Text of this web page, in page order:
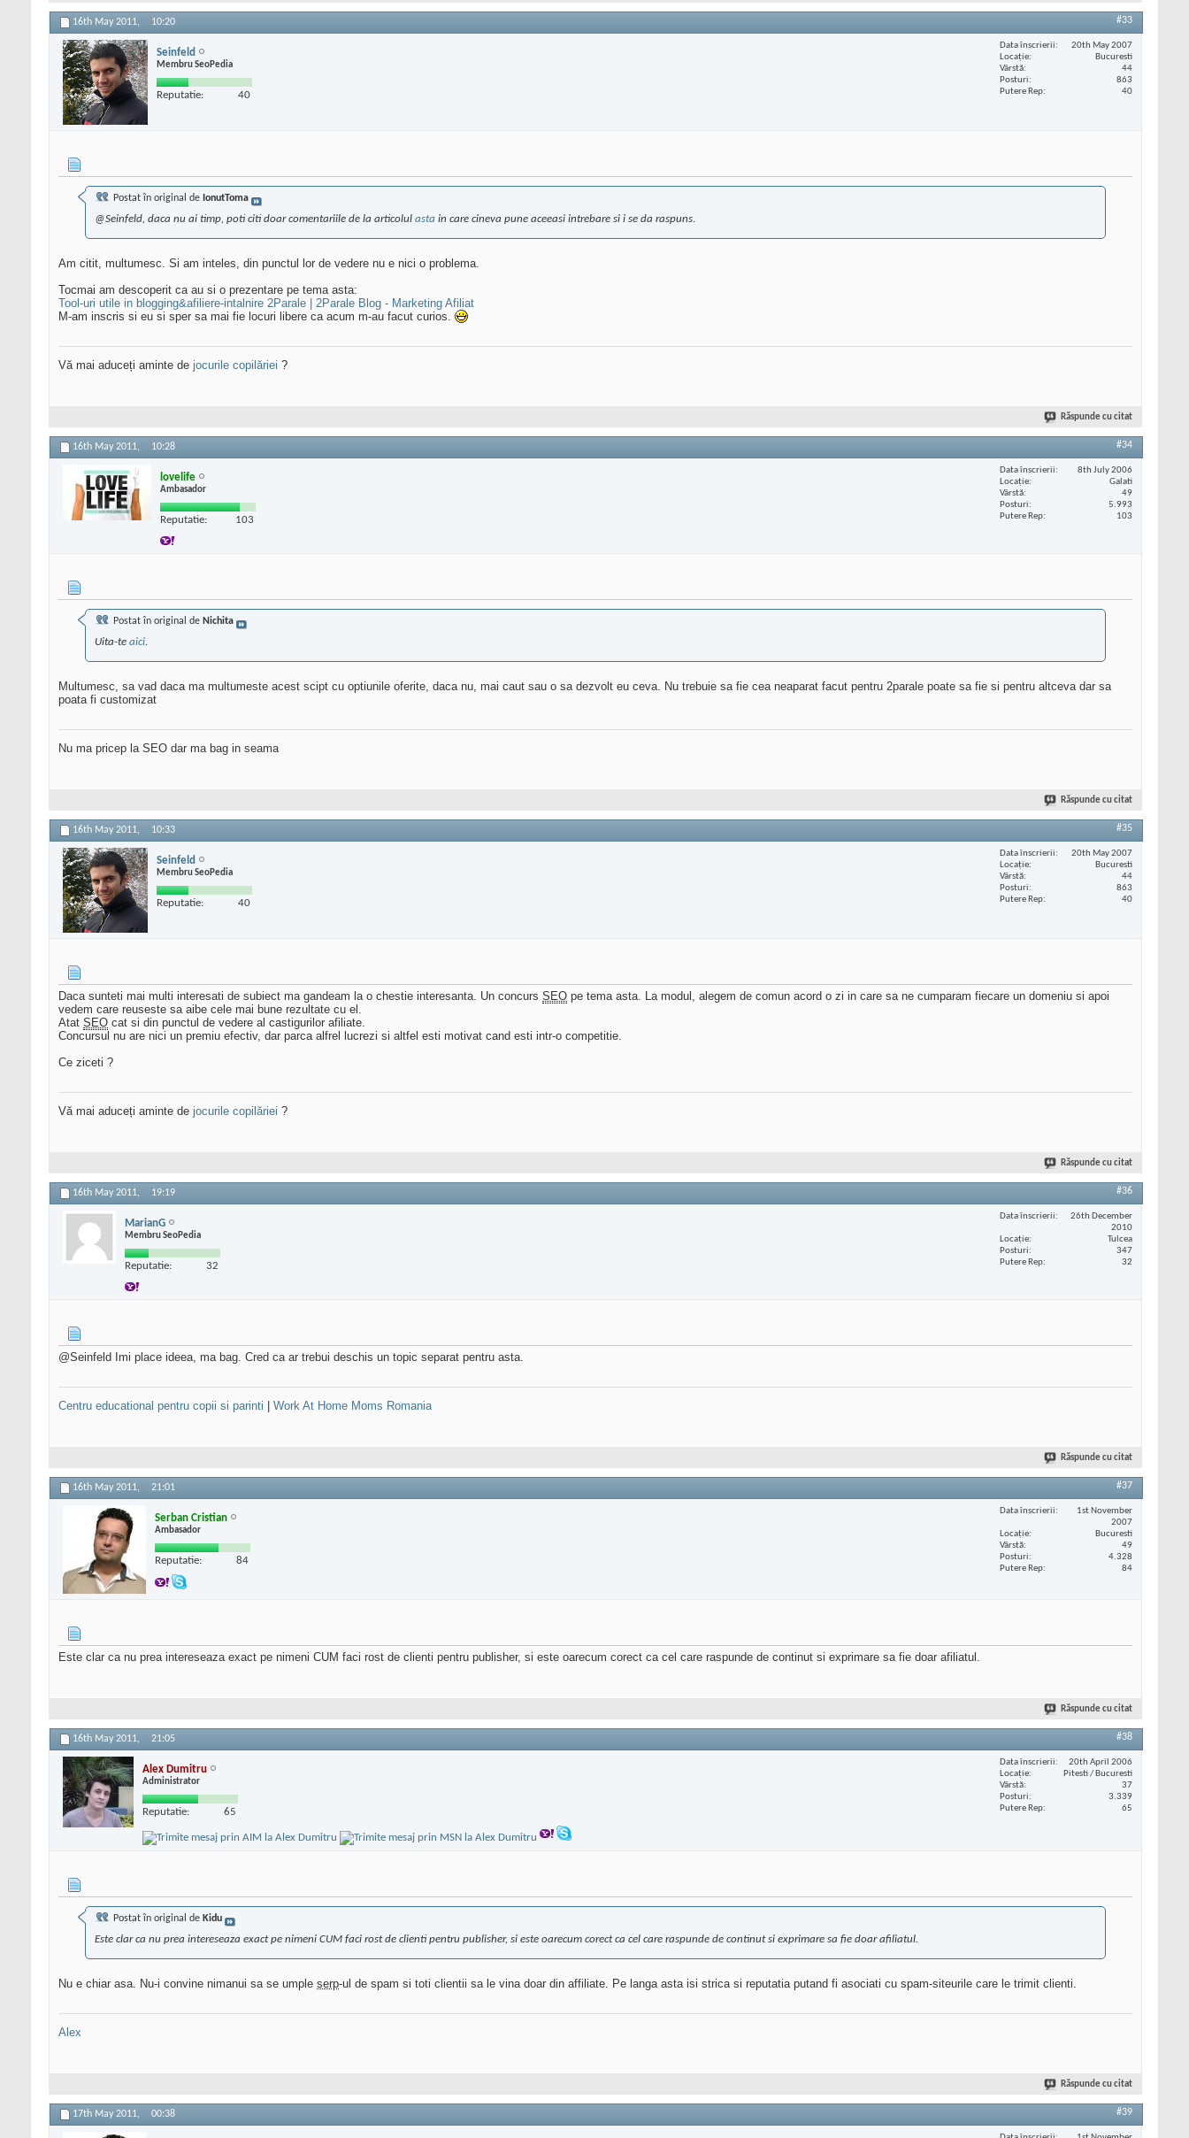
16th May 2011, 10:20 #33
Seinfeld
Membru SeoPedia
Reputatie: 40
Data înscrierii
20th May 2007
Locaţie
Bucuresti
Vârstă
44
Posturi
863
Putere Rep
40
Postat în original de IonutToma
@Seinfeld, daca nu ai timp, poti citi doar comentariile de la articolul asta in care cineva pune aceeasi intrebare si i se da raspuns.
Am citit, multumesc. Si am inteles, din punctul lor de vedere nu e nici o problema.
Tocmai am descoperit ca au si o prezentare pe tema asta:
Tool-uri utile in blogging&afiliere-intalnire 2Parale | 2Parale Blog - Marketing Afiliat
M-am inscris si eu si sper sa mai fie locuri libere ca acum m-au facut curios.
Vă mai aduceți aminte de jocurile copilăriei ?
Răspunde cu citat
16th May 2011, 10:28 #34
lovelife
Ambasador
Reputatie: 103
Data înscrierii
8th July 2006
Locaţie
Galati
Vârstă
49
Posturi
5.993
Putere Rep
103
Postat în original de Nichita
Uita-te aici.
Multumesc, sa vad daca ma multumeste acest scipt cu optiunile oferite, daca nu, mai caut sau o sa dezvolt eu ceva. Nu trebuie sa fie cea neaparat facut pentru 2parale poate sa fie si pentru altceva dar sa
poata fi customizat
Nu ma pricep la SEO dar ma bag in seama
Răspunde cu citat
16th May 2011, 10:33 #35
Seinfeld
Membru SeoPedia
Reputatie: 40
Data înscrierii
20th May 2007
Locaţie
Bucuresti
Vârstă
44
Posturi
863
Putere Rep
40
Daca sunteti mai multi interesati de subiect ma gandeam la o chestie interesanta. Un concurs SEO pe tema asta. La modul, alegem de comun acord o zi in care sa ne cumparam fiecare un domeniu si apoi
vedem care reuseste sa aibe cele mai bune rezultate cu el.
Atat SEO cat si din punctul de vedere al castigurilor afiliate.
Concursul nu are nici un premiu efectiv, dar parca alfrel lucrezi si altfel esti motivat cand esti intr-o competitie.
Ce ziceti ?
Vă mai aduceți aminte de jocurile copilăriei ?
Răspunde cu citat
16th May 2011, 19:19 #36
MarianG
Membru SeoPedia
Reputatie: 32
Data înscrierii
26th December
2010
Locaţie
Tulcea
Posturi
347
Putere Rep
32
@Seinfeld Imi place ideea, ma bag. Cred ca ar trebui deschis un topic separat pentru asta.
Centru educational pentru copii si parinti Work At Home Moms Romania
Răspunde cu citat
16th May 2011, 21:01 #37
Serban Cristian
Ambasador
Reputatie: 84
Data înscrierii
1st November
2007
Locaţie
Bucuresti
Vârstă
49
Posturi
4.328
Putere Rep
84
Este clar ca nu prea intereseaza exact pe nimeni CUM faci rost de clienti pentru publisher, si este oarecum corect ca cel care raspunde de continut si exprimare sa fie doar afiliatul.
Răspunde cu citat
16th May 2011, 21:05 #38
Alex Dumitru
Administrator
Reputatie: 65
Data înscrierii
20th April 2006
Locaţie
Pitesti / Bucuresti
Vârstă
37
Posturi
3.339
Putere Rep
65
Postat în original de Kidu
Este clar ca nu prea intereseaza exact pe nimeni CUM faci rost de clienti pentru publisher, si este oarecum corect ca cel care raspunde de continut si exprimare sa fie doar afiliatul.
Nu e chiar asa. Nu-i convine nimanui sa se umple serp-ul de spam si toti clientii sa le vina doar din affiliate. Pe langa asta isi strica si reputatia putand fi asociati cu spam-siteurile care le trimit clienti.
Alex
Răspunde cu citat
17th May 2011, 00:38 #39